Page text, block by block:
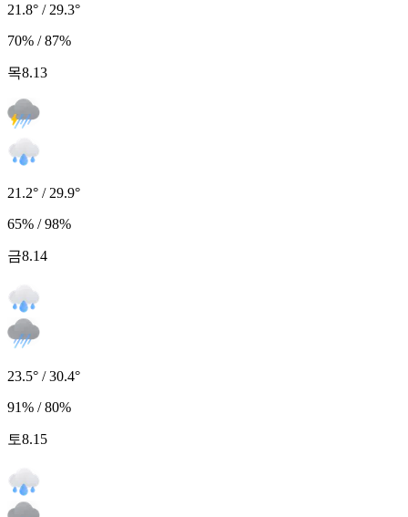
21.8° / 29.3°
70% / 87%
목8.13
21.2° / 29.9°
65% / 98%
금8.14
23.5° / 30.4°
91% / 80%
토8.15